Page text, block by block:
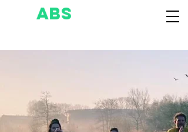
ABS